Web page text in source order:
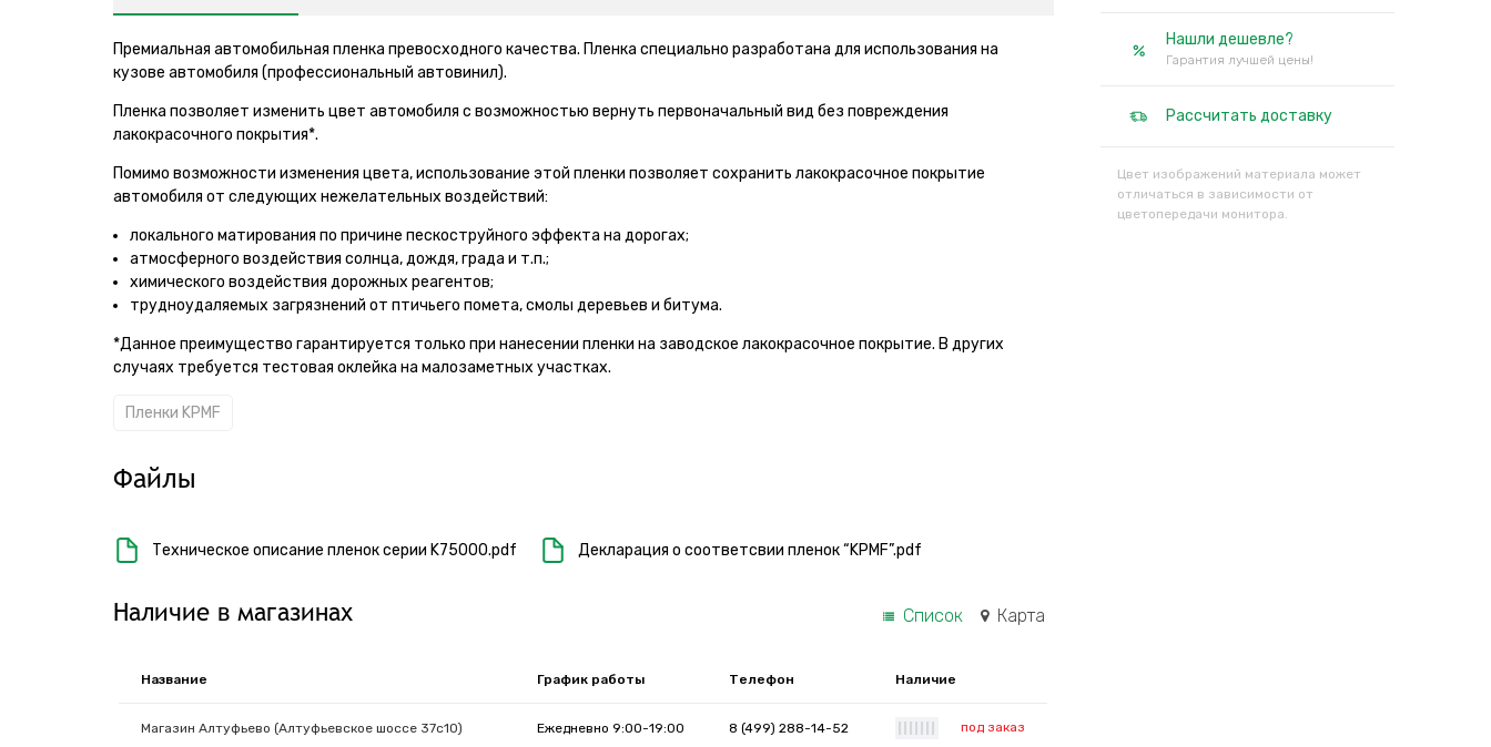
Нашли дешевле?
Гарантия лучшей цены!
Рассчитать доставку
Цвет изображений материала может
отличаться в зависимости от
цветопередачи монитора.
Премиальная автомобильная пленка превосходного качества. Пленка специально разработана для использования на
кузове автомобиля (профессиональный автовинил).
Пленка позволяет изменить цвет автомобиля с возможностью вернуть первоначальный вид без повреждения
лакокрасочного покрытия*.
Помимо возможности изменения цвета, использование этой пленки позволяет сохранить лакокрасочное покрытие
автомобиля от следующих нежелательных воздействий:
локального матирования по причине пескоструйного эффекта на дорогах;
атмосферного воздействия солнца, дождя, града и т.п.;
химического воздействия дорожных реагентов;
трудноудаляемых загрязнений от птичьего помета, смолы деревьев и битума.
*Данное преимущество гарантируется только при нанесении пленки на заводское лакокрасочное покрытие. В других
случаях требуется тестовая оклейка на малозаметных участках.
Пленки KPMF
Файлы
Техническое описание пленок серии K75000.pdf Декларация о соответсвии пленок “KPMF”.pdf
Наличие в магазинах Список Карта
Название График работы Телефон Наличие
Магазин Алтуфьево (Алтуфьевское шоссе 37с10) Ежедневно 9:00-19:00 8 (499) 288-14-52 под заказ